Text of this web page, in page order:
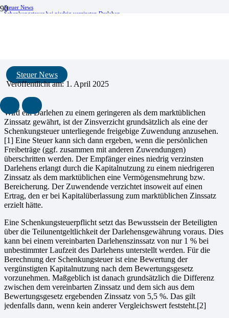
Steuer News
Schenkungsteuer bei niedrig verzinsten Darlehen
Steuer News
Veröffentlicht am:1. April 2025
Wird ein Darlehen zu einem geringeren als dem marktüblichen
Zinssatz gewährt, ist der Zinsverzicht grundsätzlich als eine der
Schenkungsteuer unterliegende freigebige Zuwendung anzusehen.
[1] Eine Steuer kann sich dann ergeben, wenn die persönlichen
Freibeträge (ggf. zusammen mit anderen Zuwendungen)
überschritten werden. Der Empfänger eines niedrig verzinsten
Darlehens erlangt durch die Kapitalnutzung zu einem niedrigeren
Zinssatz als dem marktüblichen eine Vermögensmehrung bzw.
Berei­cherung. Der Zuwendende verzichtet insoweit auf einen
Ertrag, den er bei Kapitalüberlassung zum markt­üblichen Zins­satz
erzielt hätte.
Eine Schenkungsteuerpflicht setzt das Bewusstsein der Beteiligten
über die Teilunentgeltlichkeit der Darle­hensgewährung voraus. Dies
kann bei einem vereinbarten Darlehenszinssatz von nur 1 % bei
unbestimmter Laufzeit des Darlehens unterstellt werden. Für die
Berechnung der Schenkungsteuer ist eine Bewertung der
vergünstigten Kapitalnutzung nach dem Bewertungsgesetz
vorzunehmen. Maßgeblich ist danach grundsätz­lich die Differenz
zwischen dem vereinbarten Zinssatz und dem sich aus dem
Bewertungsgesetz ergebenden Zinssatz von 5,5 %. Das gilt
jedenfalls dann, wenn kein anderer Vergleichswert feststeht.[2]